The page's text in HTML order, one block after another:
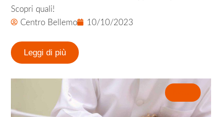
Scopri quali!
Centro Bellemo
10/10/2023
Leggi di più